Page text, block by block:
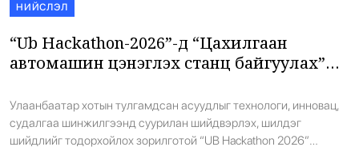
НИЙСЛЭЛ
“Ub Hackathon-2026”-д “Цахилгаан
автомашин цэнэглэх станц байгуулах”
Улаанбаатар хотын тулгамдсан асуудлыг технологи, инновац,
судалгаа шинжилгээнд суурилан шийдвэрлэх, шилдэг
шийдлийг тодорхойлох зорилготой “UB Hackathon 2026”